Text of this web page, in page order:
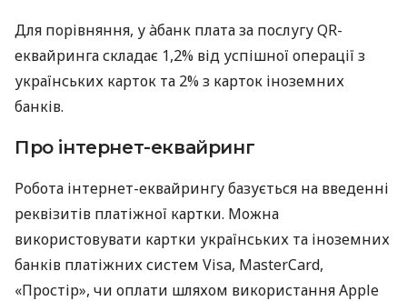
Для порівняння, у àбанк плата за послугу QR-
еквайринга складає 1,2% від успішної операції з
українських карток та 2% з карток іноземних
банків.
Про інтернет-еквайринг
Робота інтернет-еквайрингу базується на введенні
реквізитів платіжної картки. Можна
використовувати картки українських та іноземних
банків платіжних систем Visa, MasterCard,
«Простір», чи оплати шляхом використання Apple